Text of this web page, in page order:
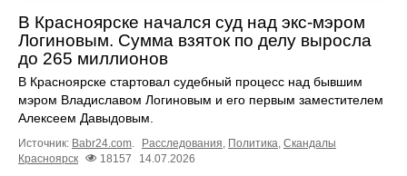
В Красноярске начался суд над экс-мэром
Логиновым. Сумма взяток по делу выросла
до 265 миллионов
В Красноярске стартовал судебный процесс над бывшим
мэром Владиславом Логиновым и его первым заместителем
Алексеем Давыдовым.
Источник: Babr24.com Расследования Политика Скандалы
Красноярск
18157 14.07.2026